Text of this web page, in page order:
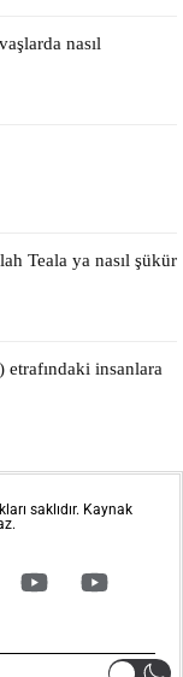
nasıl
Teala ya nasıl şükür
etrafındaki insanlara
saklıdır. Kaynak